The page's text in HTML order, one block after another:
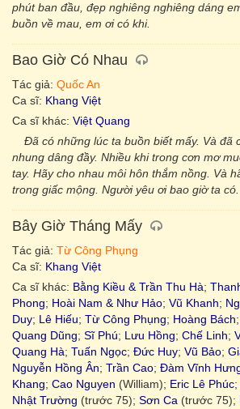
phút ban đầu, đẹp nghiêng nghiêng dáng
buồn về mau, em ơi có khi.
Bao Giờ Có Nhau
Tác giả: Quốc An
Ca sĩ: Khang Việt
Ca sĩ khác: Việt Quang
Đã có những lúc ta buồn biết mấy. Và đã
nhung dâng đầy. Nhiều khi trong cơn mơ
tay. Hãy cho nhau môi hôn thắm nồng. Và
trong giấc mộng. Người yêu ơi bao giờ ta có.
Bây Giờ Tháng Mấy
Tác giả: Từ Công Phụng
Ca sĩ: Khang Việt
Ca sĩ khác: Bằng Kiều & Trần Thu Hà;
Phong; Hoài Nam & Như Hảo; Vũ Khanh;
Duy; Lê Hiếu; Từ Công Phụng; Hoàng Bách;
Quang Dũng; Sĩ Phú; Lưu Hồng; Chế Linh;
Quang Hà; Tuấn Ngọc; Đức Huy; Vũ Bảo;
Nguyễn Hồng Ân; Trần Cao; Đàm Vĩnh
Khang; Cao Nguyen (William); Eric Lê Phúc;
Nhật Trường (trước 75); Sơn Ca (trước 75);